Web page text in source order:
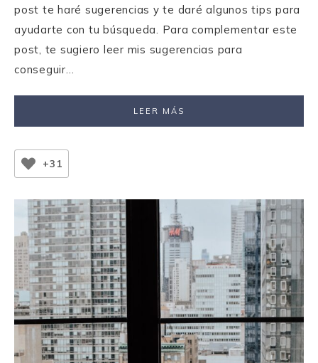
post te haré sugerencias y te daré algunos tips para
ayudarte con tu búsqueda. Para complementar este
post, te sugiero leer mis sugerencias para
conseguir…
LEER MÁS
+31